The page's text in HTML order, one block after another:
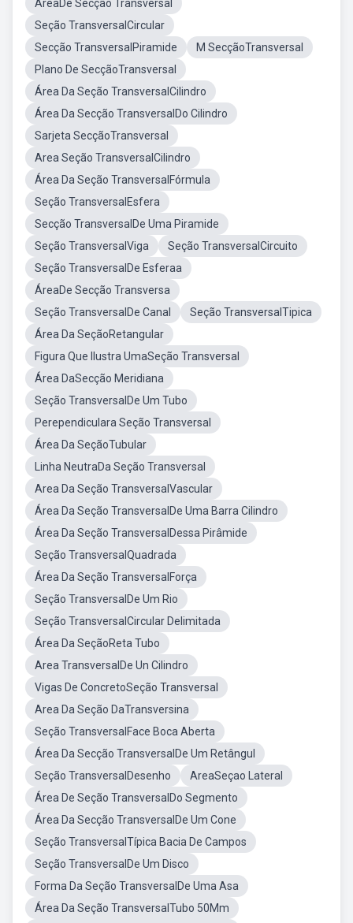
ÁreaDe Secção Transversal
Seção TransversalCircular
Secção TransversalPiramide
M SecçãoTransversal
Plano De SecçãoTransversal
Área Da Seção TransversalCilindro
Área Da Secção TransversalDo Cilindro
Sarjeta SecçãoTransversal
Area Seção TransversalCilindro
Área Da Seção TransversalFórmula
Seção TransversalEsfera
Secção TransversalDe Uma Piramide
Seção TransversalViga
Seção TransversalCircuito
Seção TransversalDe Esferaa
ÁreaDe Secção Transversa
Seção TransversalDe Canal
Seção TransversalTipica
Área Da SeçãoRetangular
Figura Que Ilustra UmaSeção Transversal
Área DaSecção Meridiana
Seção TransversalDe Um Tubo
Perependiculara Seção Transversal
Área Da SeçãoTubular
Linha NeutraDa Seção Transversal
Area Da Seção TransversalVascular
Área Da Seção TransversalDe Uma Barra Cilindro
Área Da Seção TransversalDessa Pirâmide
Seção TransversalQuadrada
Área Da Seção TransversalForça
Seção TransversalDe Um Rio
Seção TransversalCircular Delimitada
Área Da SeçãoReta Tubo
Area TransversalDe Un Cilindro
Vigas De ConcretoSeção Transversal
Area Da Seção DaTransversina
Seção TransversalFace Boca Aberta
Área Da Secção TransversalDe Um Retângul
Seção TransversalDesenho
AreaSeçao Lateral
Área De Seção TransversalDo Segmento
Área Da Secção TransversalDe Um Cone
Seção TransversalTípica Bacia De Campos
Seção TransversalDe Um Disco
Forma Da Seção TransversalDe Uma Asa
Área Da Seção TransversalTubo 50Mm